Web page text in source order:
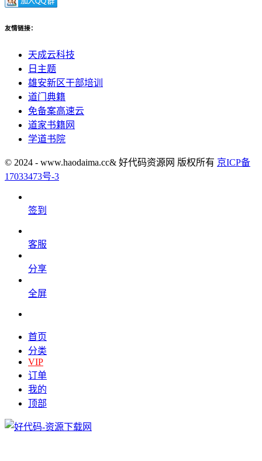
友情链接：
天成云科技
日主题
雄安新区干部培训
道门典籍
免备案高速云
道家书籍网
学道书院
© 2024 - www.haodaima.cc& 好代码资源网 版权所有 京ICP备
17033473号-3
签到
客服
分享
全屏
首页
分类
VIP
订单
我的
顶部